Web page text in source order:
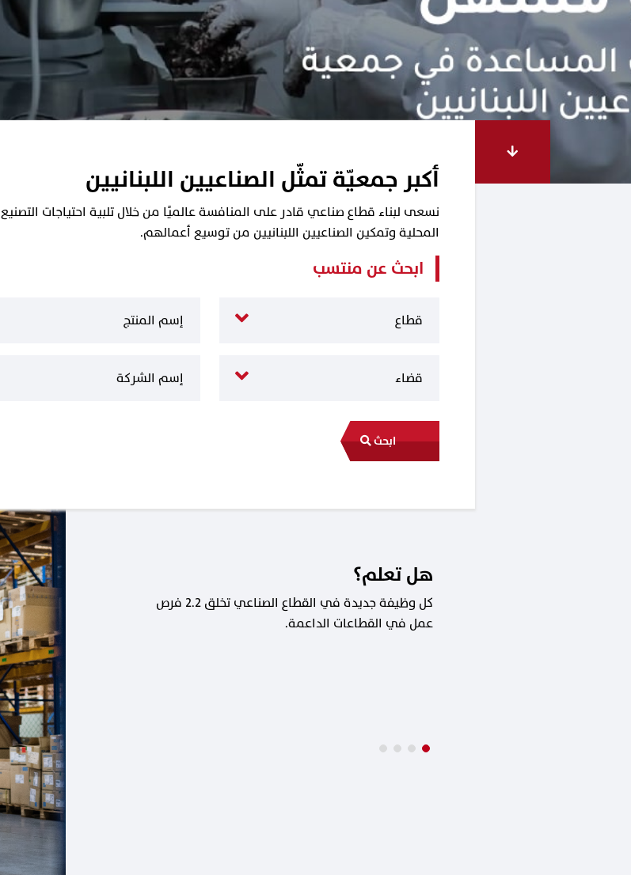
أكبر جمعيّة تمثّل الصناعيين اللبنانيين
نسعى لبناء قطاع صناعي قادر على المنافسة عالميًا من خلال تلبية احتياجات التصنيع
المحلية وتمكين الصناعيين اللبنانيين من توسيع أعمالهم.
ابحث عن منتسب
ابحث
هل تعلم؟
كل وظيفة جديدة في القطاع الصناعي تخلق 2.2 فرص
عمل في القطاعات الداعمة.